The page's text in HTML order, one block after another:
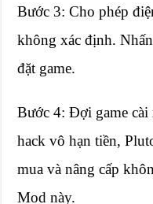
Bước 3: Cho phép
không xác định.
đặt game.
Bước 4: Đợi game cài
hack vô hạn tiền,
mua và nâng cấp
Mod này.